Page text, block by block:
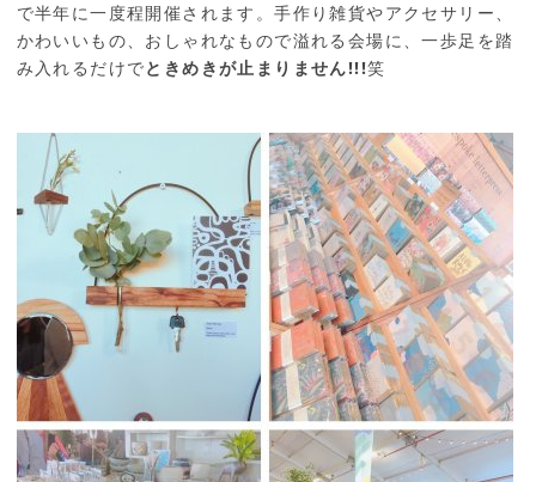
で半年に一度程開催されます。手作り雑貨やアクセサリー、
かわいいもの、おしゃれなもので溢れる会場に、一歩足を踏
み入れるだけでときめきが止まりません!!!笑